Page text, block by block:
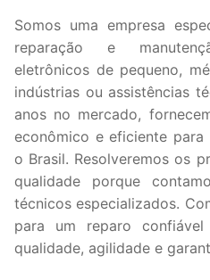
Somos uma empresa
reparação e
eletrônicos de pequeno,
indústrias ou assistências
anos no mercado,
econômico e eficiente
o Brasil. Resolveremos os
qualidade porque
técnicos especializados.
para um reparo
qualidade, agilidade e